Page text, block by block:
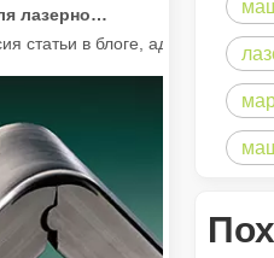
статьи в блоге,